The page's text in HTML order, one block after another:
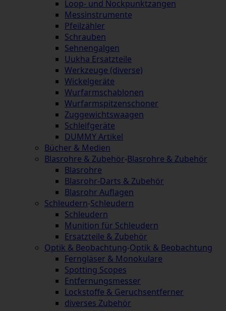
Loop- und Nockpunktzangen
Messinstrumente
Pfeilzähler
Schrauben
Sehnengalgen
Uukha Ersatzteile
Werkzeuge (diverse)
Wickelgeräte
Wurfarmschablonen
Wurfarmspitzenschoner
Zuggewichtswaagen
Schleifgeräte
DUMMY Artikel
Bücher & Medien
Blasrohre & Zubehör-Blasrohre & Zubehör
Blasrohre
Blasrohr-Darts & Zubehör
Blasrohr Auflagen
Schleudern-Schleudern
Schleudern
Munition für Schleudern
Ersatzteile & Zubehör
Optik & Beobachtung-Optik & Beobachtung
Ferngläser & Monokulare
Spotting Scopes
Entfernungsmesser
Lockstoffe & Geruchsentferner
diverses Zubehör